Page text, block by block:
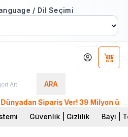
/ Dil Seçimi
ARA
Hesabım
Sipariş Ver! 39 Milyon
Güvenlik | Gizlilik Bayi |